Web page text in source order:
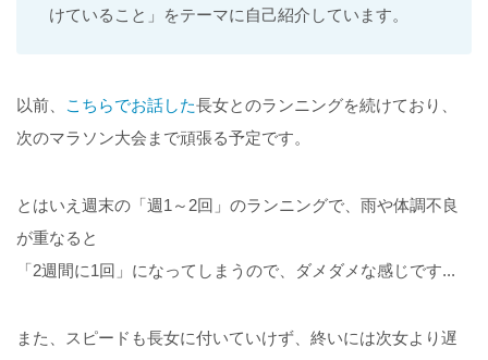
けていること」をテーマに自己紹介しています。
以前、 こちらでお話した長女とのランニングを続けており、
次のマラソン大会まで頑張る予定です。
とはいえ週末の「週1～2回」のランニングで、雨や体調不良
が重なると
「2週間に1回」になってしまうので、ダメダメな感じです...
また、スピードも長女に付いていけず、終いには次女より遅